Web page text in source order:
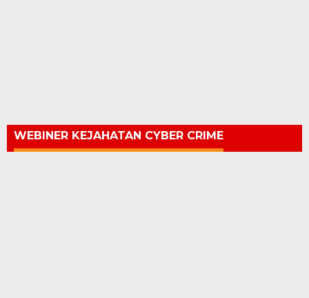
WEBINER KEJAHATAN CYBER CRIME